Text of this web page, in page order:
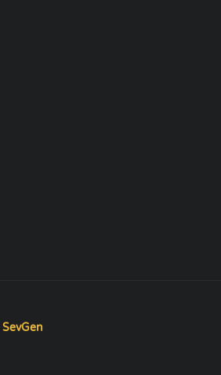
SevGen